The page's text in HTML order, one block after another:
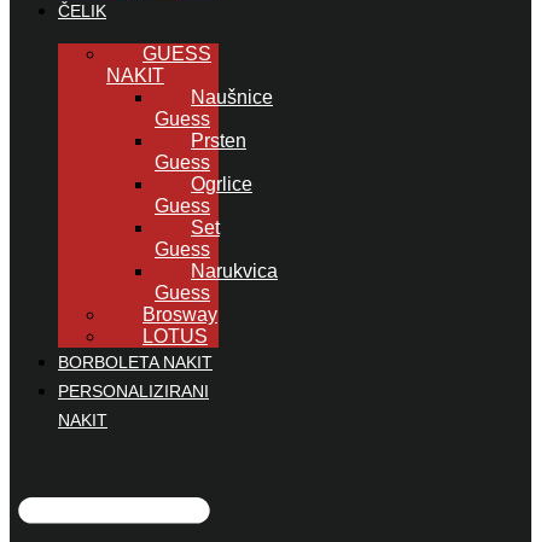
ČELIK
GUESS
NAKIT
Naušnice
Guess
Prsten
Guess
Ogrlice
Guess
Set
Guess
Narukvica
Guess
Brosway
LOTUS
BORBOLETA NAKIT
PERSONALIZIRANI
NAKIT